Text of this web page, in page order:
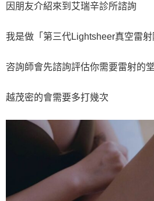
因朋友介紹來到艾瑞辛診所諮詢
我是做「第三代Lightsheer真空雷射
咨詢師會先諮詢評估你需要雷射的
越茂密的會需要多打幾次